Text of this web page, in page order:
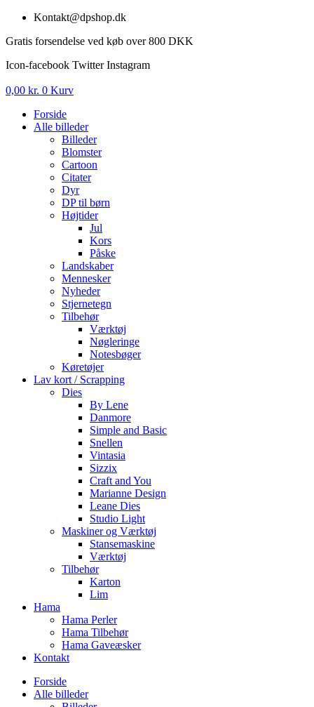
Videre
indhold
Kontakt@dpshop.dk
Gratis forsendelse ved køb over 800 DKK
Icon-facebook Twitter Instagram
0,00 kr. 0 Kurv
Forside
Alle billeder
Billeder
Blomster
Cartoon
Citater
Dyr
DP til børn
Højtider
Jul
Kors
Påske
Landskaber
Mennesker
Nyheder
Stjernetegn
Tilbehør
Værktøj
Nøgleringe
Notesbøger
Køretøjer
Lav kort / Scrapping
Dies
By Lene
Danmore
Simple and Basic
Snellen
Vintasia
Sizzix
Craft and You
Marianne Design
Leane Dies
Studio Light
Maskiner og Værktøj
Stansemaskine
Værktøj
Tilbehør
Karton
Lim
Hama
Hama Perler
Hama Tilbehør
Hama Gaveæsker
Kontakt
Forside
Alle billeder